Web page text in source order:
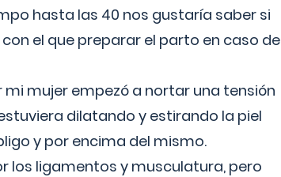
hasta las 40 nos gustaría saber si
el que preparar el parto en caso de
mujer empezó a nortar una tensión
dilatando y estirando la piel
y por encima del mismo.
los ligamentos y musculatura, pero